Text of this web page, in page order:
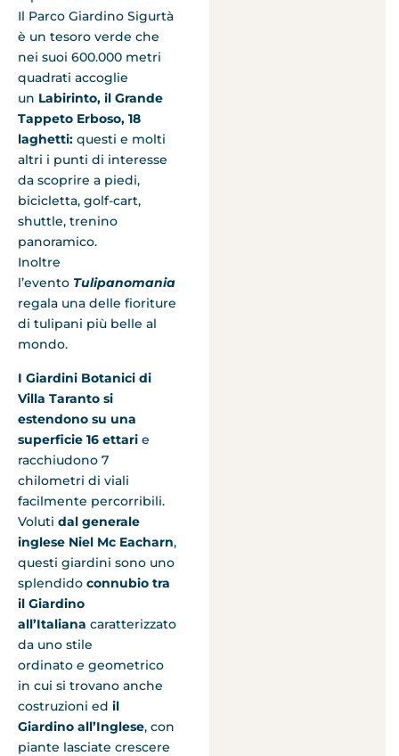
Il Parco Giardino Sigurtà
è un tesoro verde che
nei suoi 600.000 metri
quadrati accoglie
un Labirinto, il Grande
Tappeto Erboso, 18
laghetti: questi e molti
altri i punti di interesse
da scoprire a piedi,
bicicletta, golf-cart,
shuttle, trenino
panoramico.
Inoltre
l’evento Tulipanomania
regala una delle fioriture
di tulipani più belle al
mondo.
I Giardini Botanici di
Villa Taranto si
estendono su una
superficie 16 ettari e
racchiudono 7
chilometri di viali
facilmente percorribili.
Voluti dal generale
inglese Niel Mc Eacharn,
questi giardini sono uno
splendido connubio tra
il Giardino
all’Italiana caratterizzato
da uno stile
ordinato e geometrico
in cui si trovano anche
costruzioni ed il
Giardino all’Inglese, con
piante lasciate crescere